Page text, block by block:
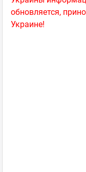
обновляется,
Украине!